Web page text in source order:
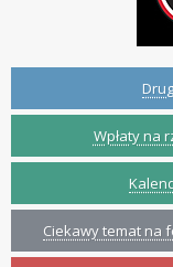
Wpłaty na
Ciekawy temat na